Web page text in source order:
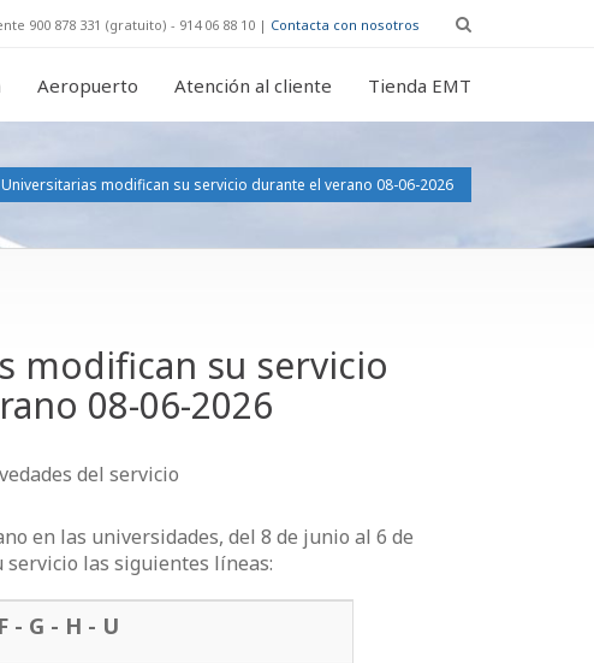
900 878 331 (gratuito) - 914 06 88 10 | Contacta con nosotros
Aeropuerto Atención al cliente Tienda EMT
modifican su servicio durante el verano 08-06-2026
modifican su servicio
08-06-2026
del servicio
en las universidades, del 8 de junio al 6 de
las siguientes líneas:
- G - H - U